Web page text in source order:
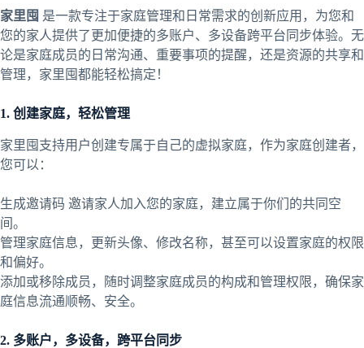
家里囤 是一款专注于家庭管理和日常需求的创新应用，为您和
您的家人提供了更加便捷的多账户、多设备跨平台同步体验。无
论是家庭成员的日常沟通、重要事项的提醒，还是资源的共享和
管理，家里囤都能轻松搞定！
1. 创建家庭，轻松管理
家里囤支持用户创建专属于自己的虚拟家庭，作为家庭创建者，
您可以：
生成邀请码 邀请家人加入您的家庭，建立属于你们的共同空
间。
管理家庭信息，更新头像、修改名称，甚至可以设置家庭的权限
和偏好。
添加或移除成员，随时调整家庭成员的构成和管理权限，确保家
庭信息流通顺畅、安全。
2. 多账户，多设备，跨平台同步